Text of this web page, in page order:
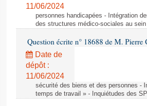
11/06/2024
personnes handicapées - Intégration
des structures médico-sociales au
Question écrite n° 18688 de M. Pierre
Date de
dépôt :
11/06/2024
sécurité des biens et des personnes -
temps de travail » - Inquiétudes des